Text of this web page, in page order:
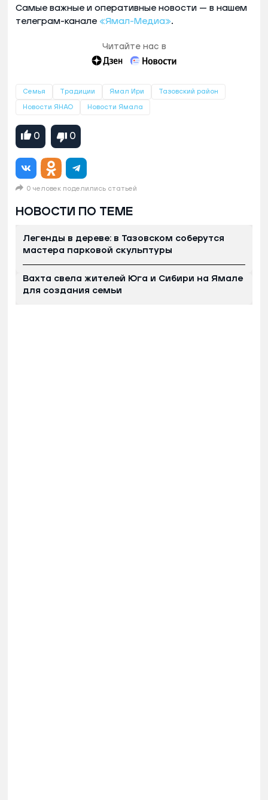
Самые важные и оперативные новости — в нашем
телеграм-канале «Ямал-Медиа».
Читайте нас в
Семья Традиции Ямал Ири Тазовский район
Новости ЯНАО Новости Ямала
0 0
0 человек поделились статьей
НОВОСТИ ПО ТЕМЕ
Легенды в дереве: в Тазовском соберутся
мастера парковой скульптуры
Вахта свела жителей Юга и Сибири на Ямале
для создания семьи